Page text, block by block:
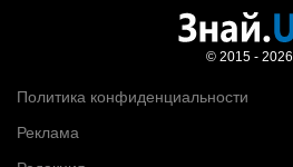
Политика конфиденциальности
Реклама
© 2015 - 2026